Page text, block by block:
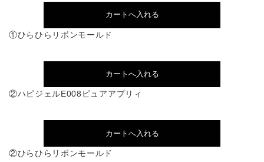
①ひらひらリボンモールド
②ハピジェルE008ピュアアプリィ
②ひらひらリボンモールド